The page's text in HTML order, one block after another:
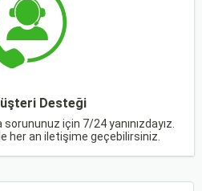
Desteği
için 7/24 yanınızdayız.
her an iletişime geçebilirsiniz.